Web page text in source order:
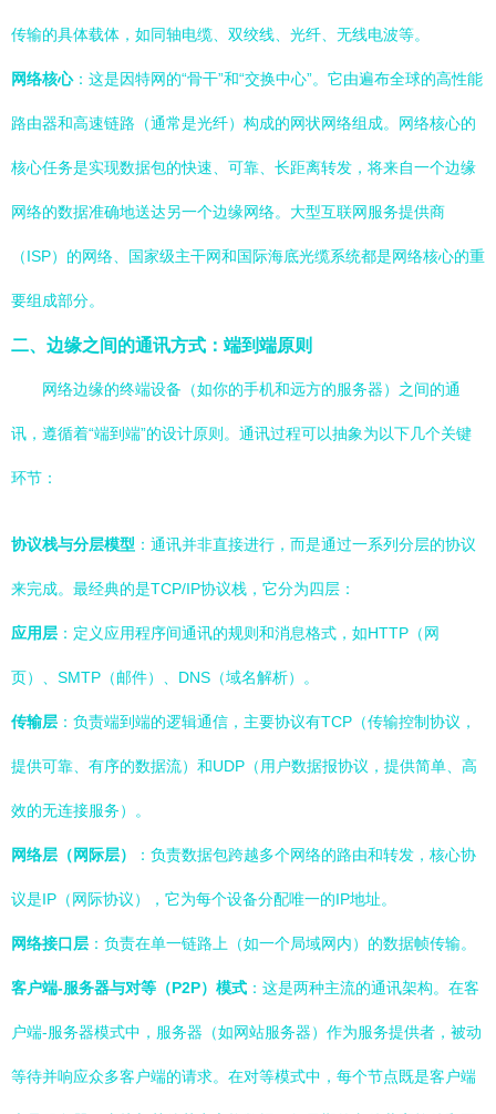
传输的具体载体，如同轴电缆、双绞线、光纤、无线电波等。
网络核心：这是因特网的“骨干”和“交换中心”。它由遍布全球的高性能
路由器和高速链路（通常是光纤）构成的网状网络组成。网络核心的
核心任务是实现数据包的快速、可靠、长距离转发，将来自一个边缘
网络的数据准确地送达另一个边缘网络。大型互联网服务提供商
（ISP）的网络、国家级主干网和国际海底光缆系统都是网络核心的重
要组成部分。
二、边缘之间的通讯方式：端到端原则
网络边缘的终端设备（如你的手机和远方的服务器）之间的通
讯，遵循着“端到端”的设计原则。通讯过程可以抽象为以下几个关键
环节：
协议栈与分层模型 ：通讯并非直接进行，而是通过一系列分层的协议
来完成。最经典的是TCP/IP协议栈，它分为四层：
应用层 ：定义应用程序间通讯的规则和消息格式，如HTTP（网
页）、SMTP（邮件）、DNS（域名解析）。
传输层 ：负责端到端的逻辑通信，主要协议有TCP（传输控制协议，
提供可靠、有序的数据流）和UDP（用户数据报协议，提供简单、高
效的无连接服务）。
网络层（网际层） ：负责数据包跨越多个网络的路由和转发，核心协
议是IP（网际协议），它为每个设备分配唯一的IP地址。
网络接口层 ：负责在单一链路上（如一个局域网内）的数据帧传输。
客户端-服务器与对等（P2P）模式 ：这是两种主流的通讯架构。在客
户端-服务器模式中，服务器（如网站服务器）作为服务提供者，被动
等待并响应众多客户端的请求。在对等模式中，每个节点既是客户端